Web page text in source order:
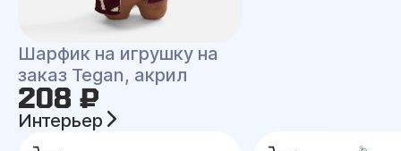
Шарфик на игрушку на
заказ Tegan, акрил
208 ₽
Интерьер